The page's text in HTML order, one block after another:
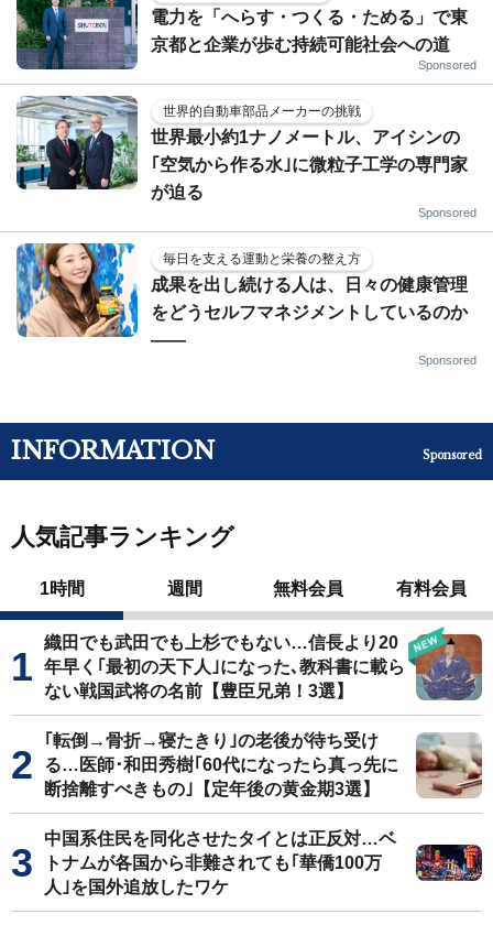
電力を「へらす・つくる・ためる」で東
京都と企業が歩む持続可能社会への道
Sponsored
世界的自動車部品メーカーの挑戦
世界最小約1ナノメートル、アイシンの
｢空気から作る水｣に微粒子工学の専門家
が迫る
Sponsored
毎日を支える運動と栄養の整え方
成果を出し続ける人は、日々の健康管理
をどうセルフマネジメントしているのか
——
Sponsored
INFORMATION Sponsored
人気記事ランキング
1時間 週間 無料会員 有料会員
織田でも武田でも上杉でもない…信長より20
年早く｢最初の天下人｣になった､教科書に載ら
ない戦国武将の名前【豊臣兄弟！3選】
｢転倒→骨折→寝たきり｣の老後が待ち受け
る…医師･和田秀樹｢60代になったら真っ先に
断捨離すべきもの｣【定年後の黄金期3選】
中国系住民を同化させたタイとは正反対…ベ
トナムが各国から非難されても｢華僑100万
人｣を国外追放したワケ